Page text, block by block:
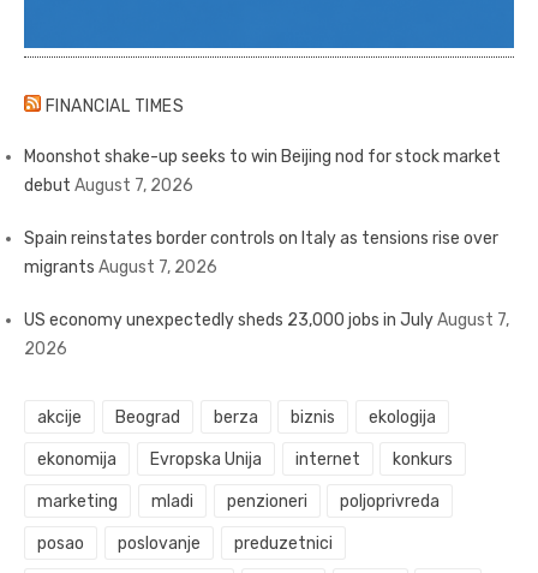
FINANCIAL TIMES
Moonshot shake-up seeks to win Beijing nod for stock market
debut August 7, 2026
Spain reinstates border controls on Italy as tensions rise over
migrants August 7, 2026
US economy unexpectedly sheds 23,000 jobs in JulyAugust 7,
2026
akcije Beograd berza biznis ekologija
ekonomija Evropska Unija internet konkurs
marketing mladi penzioneri poljoprivreda
posao poslovanje preduzetnici